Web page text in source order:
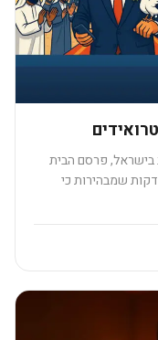
בישראל, פרסם הבית
שמבהירות כי